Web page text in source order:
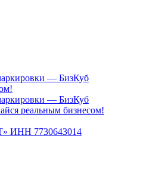
— БизКуб
— БизКуб
реальным бизнесом!
ИНН 7730643014